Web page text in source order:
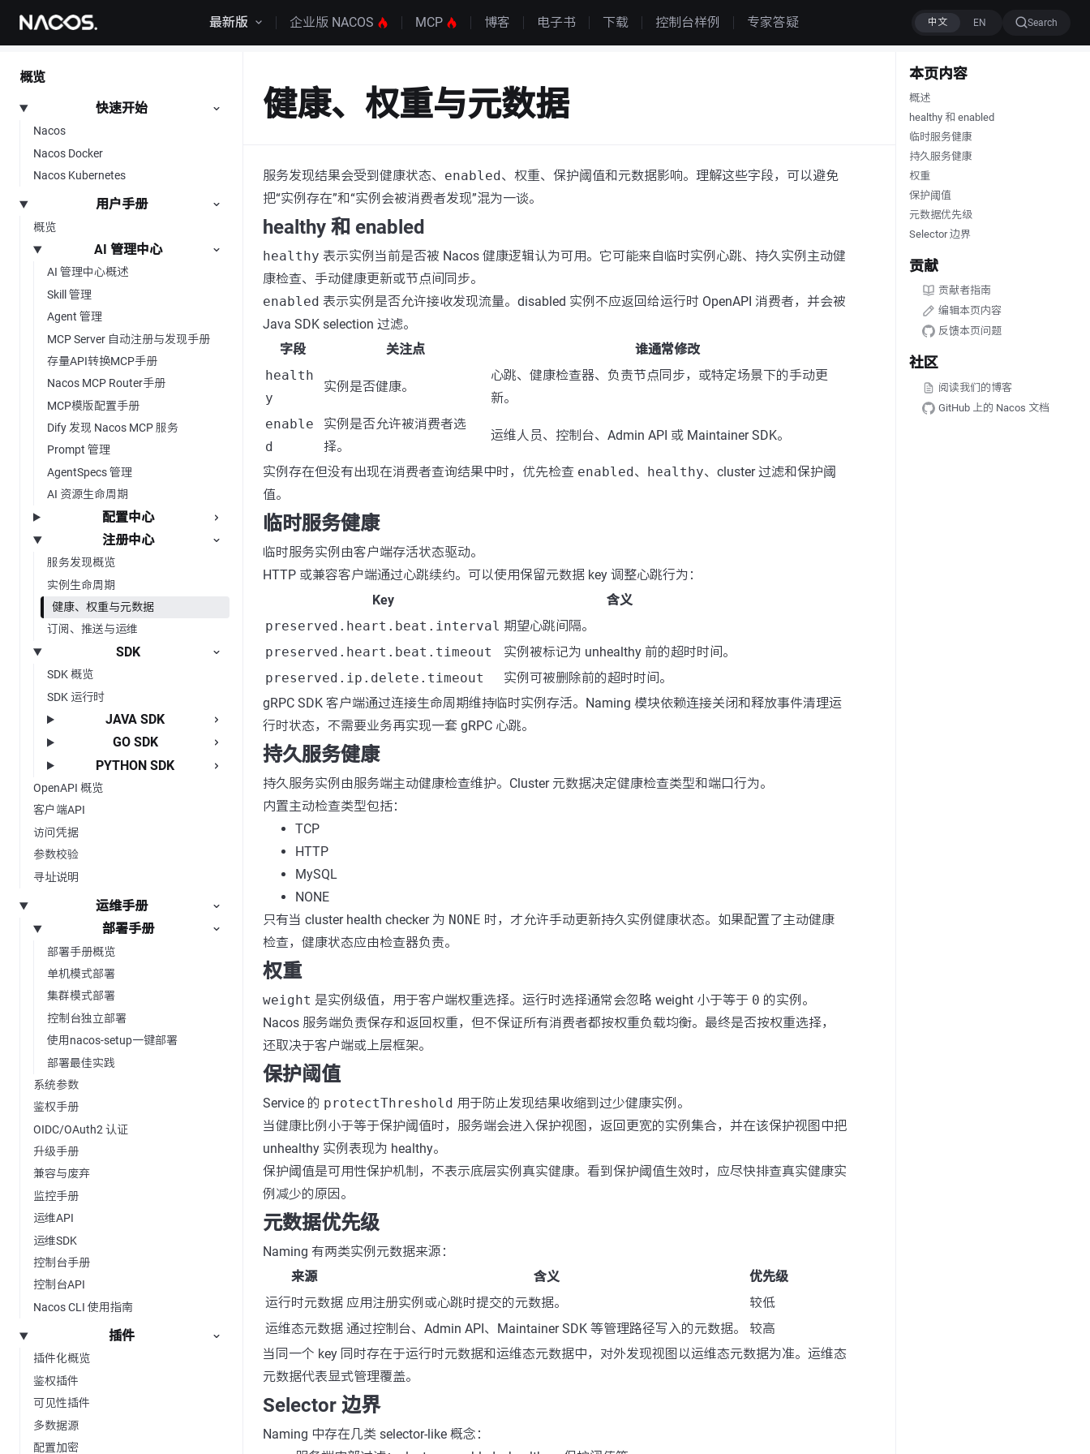
跳转到内容 最新版 企业版 NACOS MCP 博客 电子书 下载 控制台样例 专家答疑 Search
概览
快速开始
Nacos
Nacos Docker
Nacos Kubernetes
用户手册
概览
AI 管理中心
AI 管理中心概述
Skill 管理
Agent 管理
MCP Server 自动注册与发现手册
存量API转换MCP手册
Nacos MCP Router手册
MCP模版配置手册
Dify 发现 Nacos MCP 服务
Prompt 管理
AgentSpecs 管理
AI 资源生命周期
配置中心
注册中心
服务发现概览
实例生命周期
健康、权重与元数据
订阅、推送与运维
SDK
SDK 概览
SDK 运行时
JAVA SDK
GO SDK
PYTHON SDK
OpenAPI 概览
客户端API
访问凭据
参数校验
寻址说明
运维手册
部署手册
部署手册概览
单机模式部署
集群模式部署
控制台独立部署
使用nacos-setup一键部署
部署最佳实践
系统参数
鉴权手册
OIDC/OAuth2 认证
升级手册
兼容与废弃
监控手册
运维API
运维SDK
控制台手册
控制台API
Nacos CLI 使用指南
插件
插件化概览
鉴权插件
可见性插件
多数据源
配置加密
本页内容
概述
healthy 和 enabled
临时服务健康
持久服务健康
权重
保护阈值
元数据优先级
Selector 边界
贡献
贡献者指南
编辑本页内容
反馈本页问题
社区
阅读我们的博客
GitHub 上的 Nacos 文档
健康、权重与元数据
服务发现结果会受到健康状态、 enabled、权重、保护阈值和元数据影响。理解这些字段，可以避免
把“实例存在”和“实例会被消费者发现”混为一谈。
healthy 和 enabled
healthy 表示实例当前是否被 Nacos 健康逻辑认为可用。它可能来自临时实例心跳、持久实例主动健
康检查、手动健康更新或节点间同步。
enabled 表示实例是否允许接收发现流量。disabled 实例不应返回给运行时 OpenAPI 消费者，并会被
Java SDK selection 过滤。
字段
关注点
谁通常修改
health
y
实例是否健康。
心跳、健康检查器、负责节点同步，或特定场景下的手动更
新。
enable
d
实例是否允许被消费者选
择。
运维人员、控制台、Admin API 或 Maintainer SDK。
实例存在但没有出现在消费者查询结果中时，优先检查 enabled、 healthy、cluster 过滤和保护阈
值。
临时服务健康
临时服务实例由客户端存活状态驱动。
HTTP 或兼容客户端通过心跳续约。可以使用保留元数据 key 调整心跳行为：
Key
含义
preserved.heart.beat.interval 期望心跳间隔。
preserved.heart.beat.timeout
实例被标记为 unhealthy 前的超时时间。
preserved.ip.delete.timeout
实例可被删除前的超时时间。
gRPC SDK 客户端通过连接生命周期维持临时实例存活。Naming 模块依赖连接关闭和释放事件清理运
行时状态，不需要业务再实现一套 gRPC 心跳。
持久服务健康
持久服务实例由服务端主动健康检查维护。Cluster 元数据决定健康检查类型和端口行为。
内置主动检查类型包括：
TCP
HTTP
MySQL
NONE
只有当 cluster health checker 为 NONE 时，才允许手动更新持久实例健康状态。如果配置了主动健康
检查，健康状态应由检查器负责。
权重
weight 是实例级值，用于客户端权重选择。运行时选择通常会忽略 weight 小于等于 0 的实例。
Nacos 服务端负责保存和返回权重，但不保证所有消费者都按权重负载均衡。最终是否按权重选择，
还取决于客户端或上层框架。
保护阈值
Service 的 protectThreshold 用于防止发现结果收缩到过少健康实例。
当健康比例小于等于保护阈值时，服务端会进入保护视图，返回更宽的实例集合，并在该保护视图中把
unhealthy 实例表现为 healthy。
保护阈值是可用性保护机制，不表示底层实例真实健康。看到保护阈值生效时，应尽快排查真实健康实
例减少的原因。
元数据优先级
Naming 有两类实例元数据来源：
来源
含义
优先级
运行时元数据 应用注册实例或心跳时提交的元数据。
较低
运维态元数据 通过控制台、Admin API、Maintainer SDK 等管理路径写入的元数据。
较高
当同一个 key 同时存在于运行时元数据和运维态元数据中，对外发现视图以运维态元数据为准。运维态
元数据代表显式管理覆盖。
Selector 边界
Naming 中存在几类 selector-like 概念：